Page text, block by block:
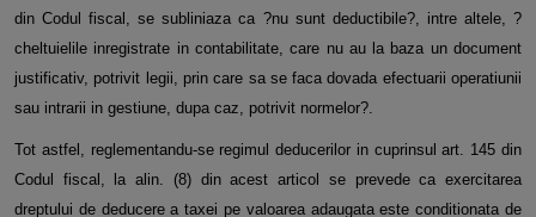
din Codul fiscal, se subliniaza ca ?nu sunt deductibile?, intre altele, ?
cheltuielile inregistrate in contabilitate, care nu au la baza un document
justificativ, potrivit legii, prin care sa se faca dovada efectuarii operatiunii
sau intrarii in gestiune, dupa caz, potrivit normelor?.
Tot astfel, reglementandu-se regimul deducerilor in cuprinsul art. 145 din
Codul fiscal, la alin. (8) din acest articol se prevede ca exercitarea
dreptului de deducere a taxei pe valoarea adaugata este conditionata de